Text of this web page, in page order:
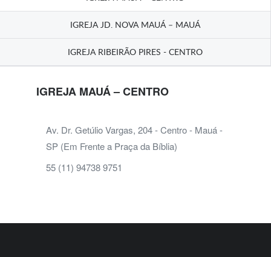
IGREJA JD. NOVA MAUÁ – MAUÁ
IGREJA RIBEIRÃO PIRES - CENTRO
IGREJA MAUÁ – CENTRO
Av. Dr. Getúlio Vargas, 204 - Centro - Mauá -
SP (Em Frente a Praça da Bíblia)
55 (11) 94738 9751